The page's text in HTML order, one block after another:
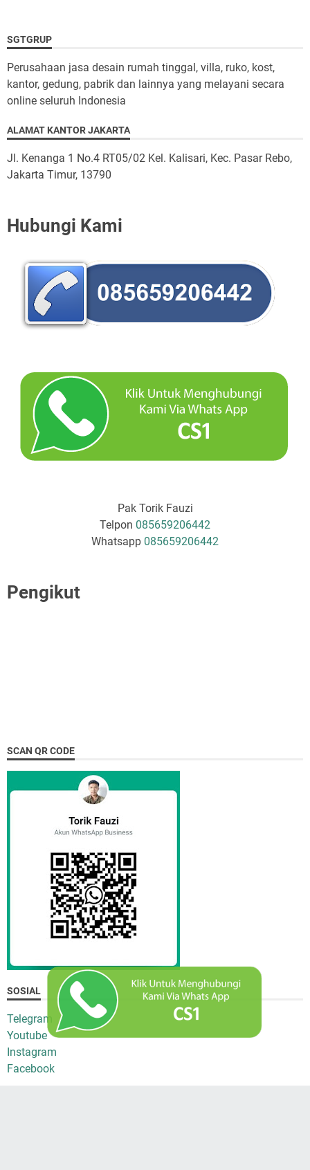
SGTGRUP
Perusahaan jasa desain rumah tinggal, villa, ruko, kost,
kantor, gedung, pabrik dan lainnya yang melayani secara
online seluruh Indonesia
ALAMAT KANTOR JAKARTA
Jl. Kenanga 1 No.4 RT05/02 Kel. Kalisari, Kec. Pasar Rebo,
Jakarta Timur, 13790
Hubungi Kami
Pak Torik Fauzi
Telpon 085659206442
Whatsapp 085659206442
Pengikut
SCAN QR CODE
SOSIAL
Telegram
Youtube
Instagram
Facebook